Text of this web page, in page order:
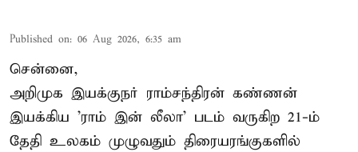
Published on: 06 Aug 2026, 6:35 am
சென்னை,
அறிமுக இயக்குநர் ராம்சந்திரன் கண்ணன்
இயக்கிய 'ராம் இன் லீலா' படம் வருகிற 21-ம்
தேதி உலகம் முழுவதும் திரையரங்குகளில்